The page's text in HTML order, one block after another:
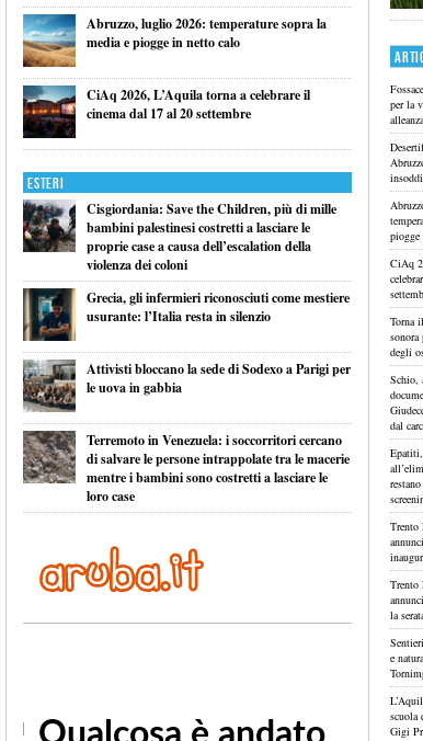
Abruzzo, luglio 2026: temperature sopra la
media e piogge in netto calo
CiAq 2026, L’Aquila torna a celebrare il
cinema dal 17 al 20 settembre
Esteri
Cisgiordania: Save the Children, più di mille
bambini palestinesi costretti a lasciare le
proprie case a causa dell’escalation della
violenza dei coloni
Grecia, gli infermieri riconosciuti come mestiere
usurante: l’Italia resta in silenzio
Attivisti bloccano la sede di Sodexo a Parigi per
le uova in gabbia
Terremoto in Venezuela: i soccorritori cercano
di salvare le persone intrappolate tra le macerie
mentre i bambini sono costretti a lasciare le
loro case
per la
CiAq
Torna
sonora
degli
Schio,
dal
Trento
Trento
la
e
scuola
Gigi